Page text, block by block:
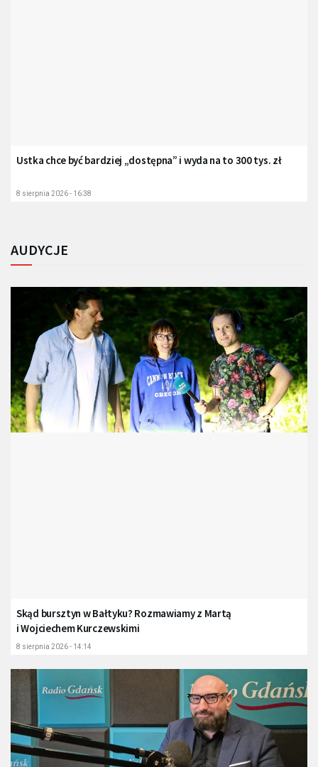
Ustka chce być bardziej „dostępna” i wyda na to 300 tys. zł
8 sierpnia 2026 - 16:38
AUDYCJE
Skąd bursztyn w Bałtyku? Rozmawiamy z Martą
i Wojciechem Kurczewskimi
8 sierpnia 2026 - 14:14